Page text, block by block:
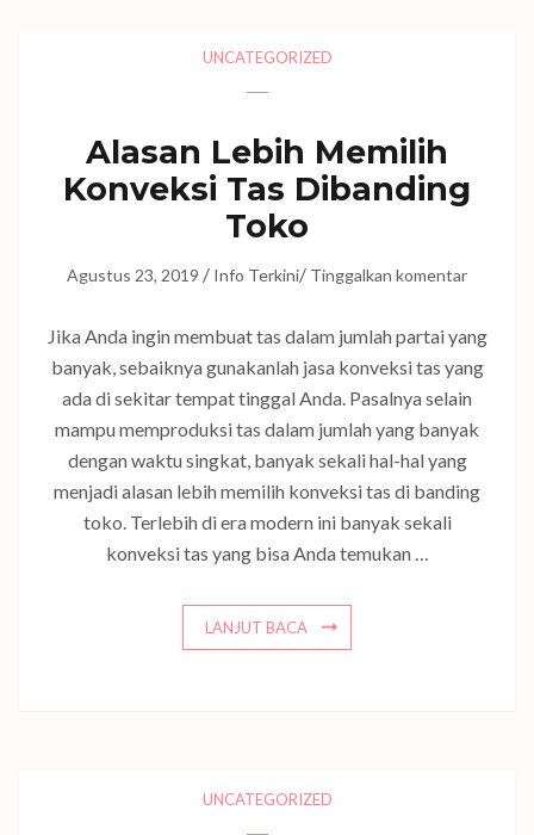
UNCATEGORIZED
Alasan Lebih Memilih
Konveksi Tas Dibanding
Toko
Agustus 23, 2019 / Info Terkini/ Tinggalkan komentar
Jika Anda ingin membuat tas dalam jumlah partai yang
banyak, sebaiknya gunakanlah jasa konveksi tas yang
ada di sekitar tempat tinggal Anda. Pasalnya selain
mampu memproduksi tas dalam jumlah yang banyak
dengan waktu singkat, banyak sekali hal-hal yang
menjadi alasan lebih memilih konveksi tas di banding
toko. Terlebih di era modern ini banyak sekali
konveksi tas yang bisa Anda temukan …
LANJUT BACA
UNCATEGORIZED